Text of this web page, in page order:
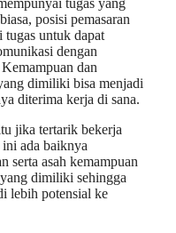
tugas yang
posisi pemasaran
tugas untuk dapat
dengan
dan
dimiliki bisa menjadi
diterima kerja di sana.
jika tertarik bekerja
ada baiknya
serta asah kemampuan
dimiliki sehingga
lebih potensial ke